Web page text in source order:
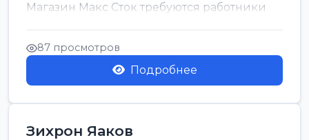
Магазин Макс Сток требуются работники
87 просмотров
Подробнее
Зихрон Яаков